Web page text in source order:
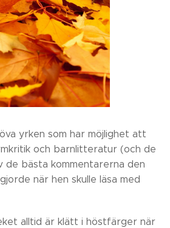
yrken som har möjlighet att
och barnlitteratur (och de
de bästa kommentarerna den
när hen skulle läsa med
alltid är klätt i höstfärger när